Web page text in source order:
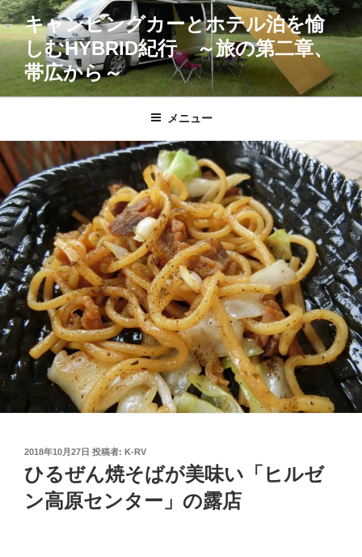
コ
ン
テ
キ
ッ
プ
キャンピングカーとホテル泊を愉
しむHYBRID紀行 ～旅の第二章、
帯広から～
メニュー
投
稿
日:
2018年10月27日 投稿者: K-RV
ひるぜん焼そばが美味い「ヒルゼ
ン高原センター」の露店